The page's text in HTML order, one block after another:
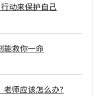
动来保护自己
能救你一命
老师应该怎么办?